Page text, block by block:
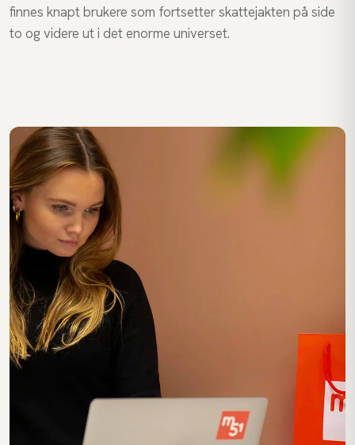
finnes knapt brukere som fortsetter skattejakten på side
to og videre ut i det enorme universet.